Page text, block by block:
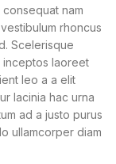
nam
rhoncus
Scelerisque
inceptos laoreet
leo a a elit
lacinia hac urna
ad a justo purus
ullamcorper diam